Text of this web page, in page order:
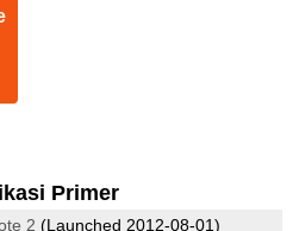
Primer
2 (Launched 2012-08-01)